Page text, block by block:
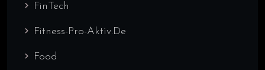
FinTech
Fitness-Pro-Aktiv.de
Food